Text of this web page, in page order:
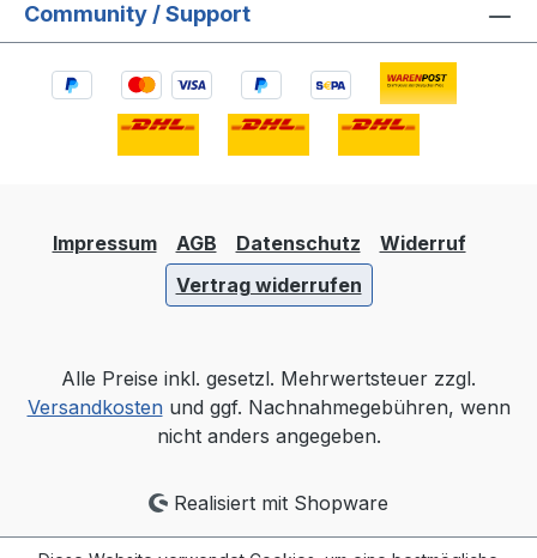
Community / Support
Impressum AGB Datenschutz
Widerruf
Vertrag widerrufen
Alle Preise inkl. gesetzl. Mehrwertsteuer zzgl.
Versandkostenund ggf. Nachnahmegebühren, wenn
nicht anders angegeben.
Realisiert mit Shopware